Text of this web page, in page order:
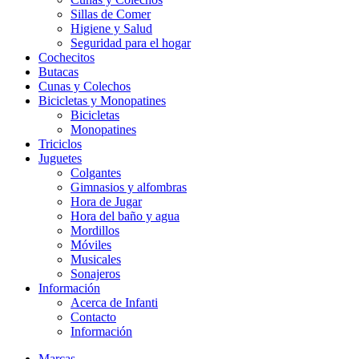
Sillas de Comer
Higiene y Salud
Seguridad para el hogar
Cochecitos
Butacas
Cunas y Colechos
Bicicletas y Monopatines
Bicicletas
Monopatines
Triciclos
Juguetes
Colgantes
Gimnasios y alfombras
Hora de Jugar
Hora del baño y agua
Mordillos
Móviles
Musicales
Sonajeros
Información
Acerca de Infanti
Contacto
Información